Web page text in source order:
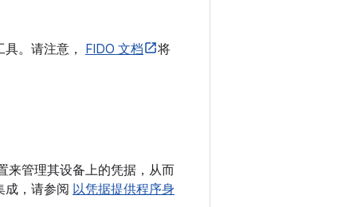
。请注意， FIDO 文档
将
来管理其设备上的凭据，从而
成，请参阅 以凭据提供程序身